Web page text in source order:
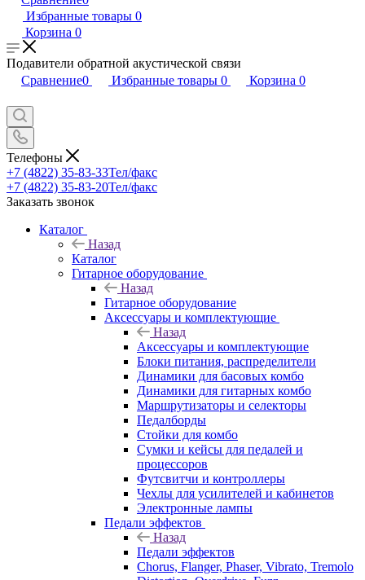
Избранные товары 0
Корзина 0
Подавители обратной акустической связи
Сравнение0 Избранные товары 0 Корзина 0
Телефоны
+7 (4822) 35-83-33Тел/факс
+7 (4822) 35-83-20Тел/факс
Заказать звонок
Каталог
Назад
Каталог
Гитарное оборудование
Назад
Гитарное оборудование
Аксессуары и комплектующие
Назад
Аксессуары и комплектующие
Блоки питания, распределители
Динамики для басовых комбо
Динамики для гитарных комбо
Маршрутизаторы и селекторы
Педалборды
Стойки для комбо
Сумки и кейсы для педалей и
процессоров
Футсвитчи и контроллеры
Чехлы для усилителей и кабинетов
Электронные лампы
Педали эффектов
Назад
Педали эффектов
Chorus, Flanger, Phaser, Vibrato, Tremolo